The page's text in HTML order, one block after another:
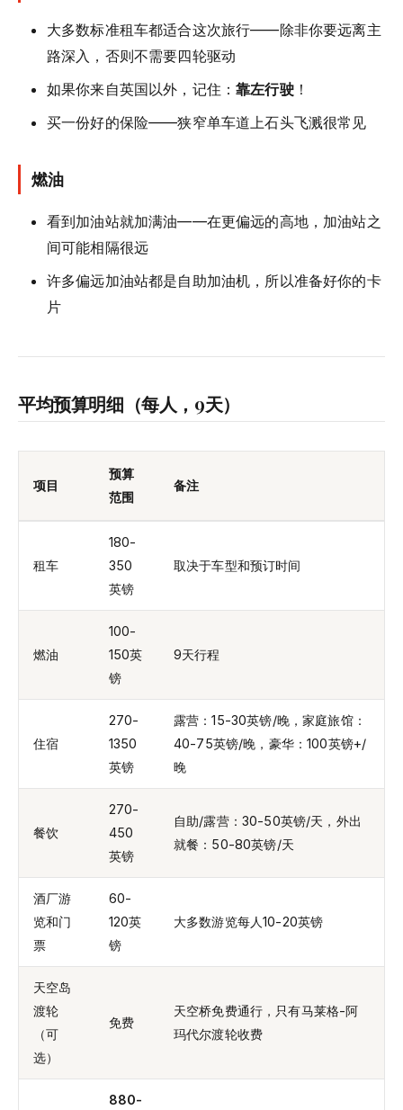
大多数标准租车都适合这次旅行——除非你要远离主
路深入，否则不需要四轮驱动
如果你来自英国以外，记住：靠左行驶！
买一份好的保险——狭窄单车道上石头飞溅很常见
燃油
看到加油站就加满油——在更偏远的高地，加油站之
间可能相隔很远
许多偏远加油站都是自助加油机，所以准备好你的卡
片
平均预算明细（每人，9天）
项目
预算
范围
备注
租车
180-
350
英镑
取决于车型和预订时间
燃油
100-
150英
镑
9天行程
住宿
270-
1350
英镑
露营：15-30英镑/晚，家庭旅馆：
40-75英镑/晚，豪华：100英镑+/
晚
餐饮
270-
450
英镑
自助/露营：30-50英镑/天，外出
就餐：50-80英镑/天
酒厂游
览和门
票
60-
120英
镑
大多数游览每人10-20英镑
天空岛
渡轮
（可
选）
免费
天空桥免费通行，只有马莱格-阿
玛代尔渡轮收费
880-